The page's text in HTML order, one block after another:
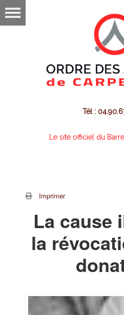
Tél :
Le site officiel du
Imprimer
La cause
la